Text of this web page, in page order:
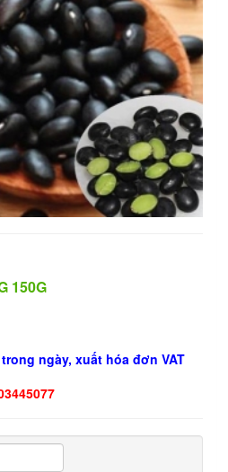
150G
ngày, xuất hóa đơn VAT